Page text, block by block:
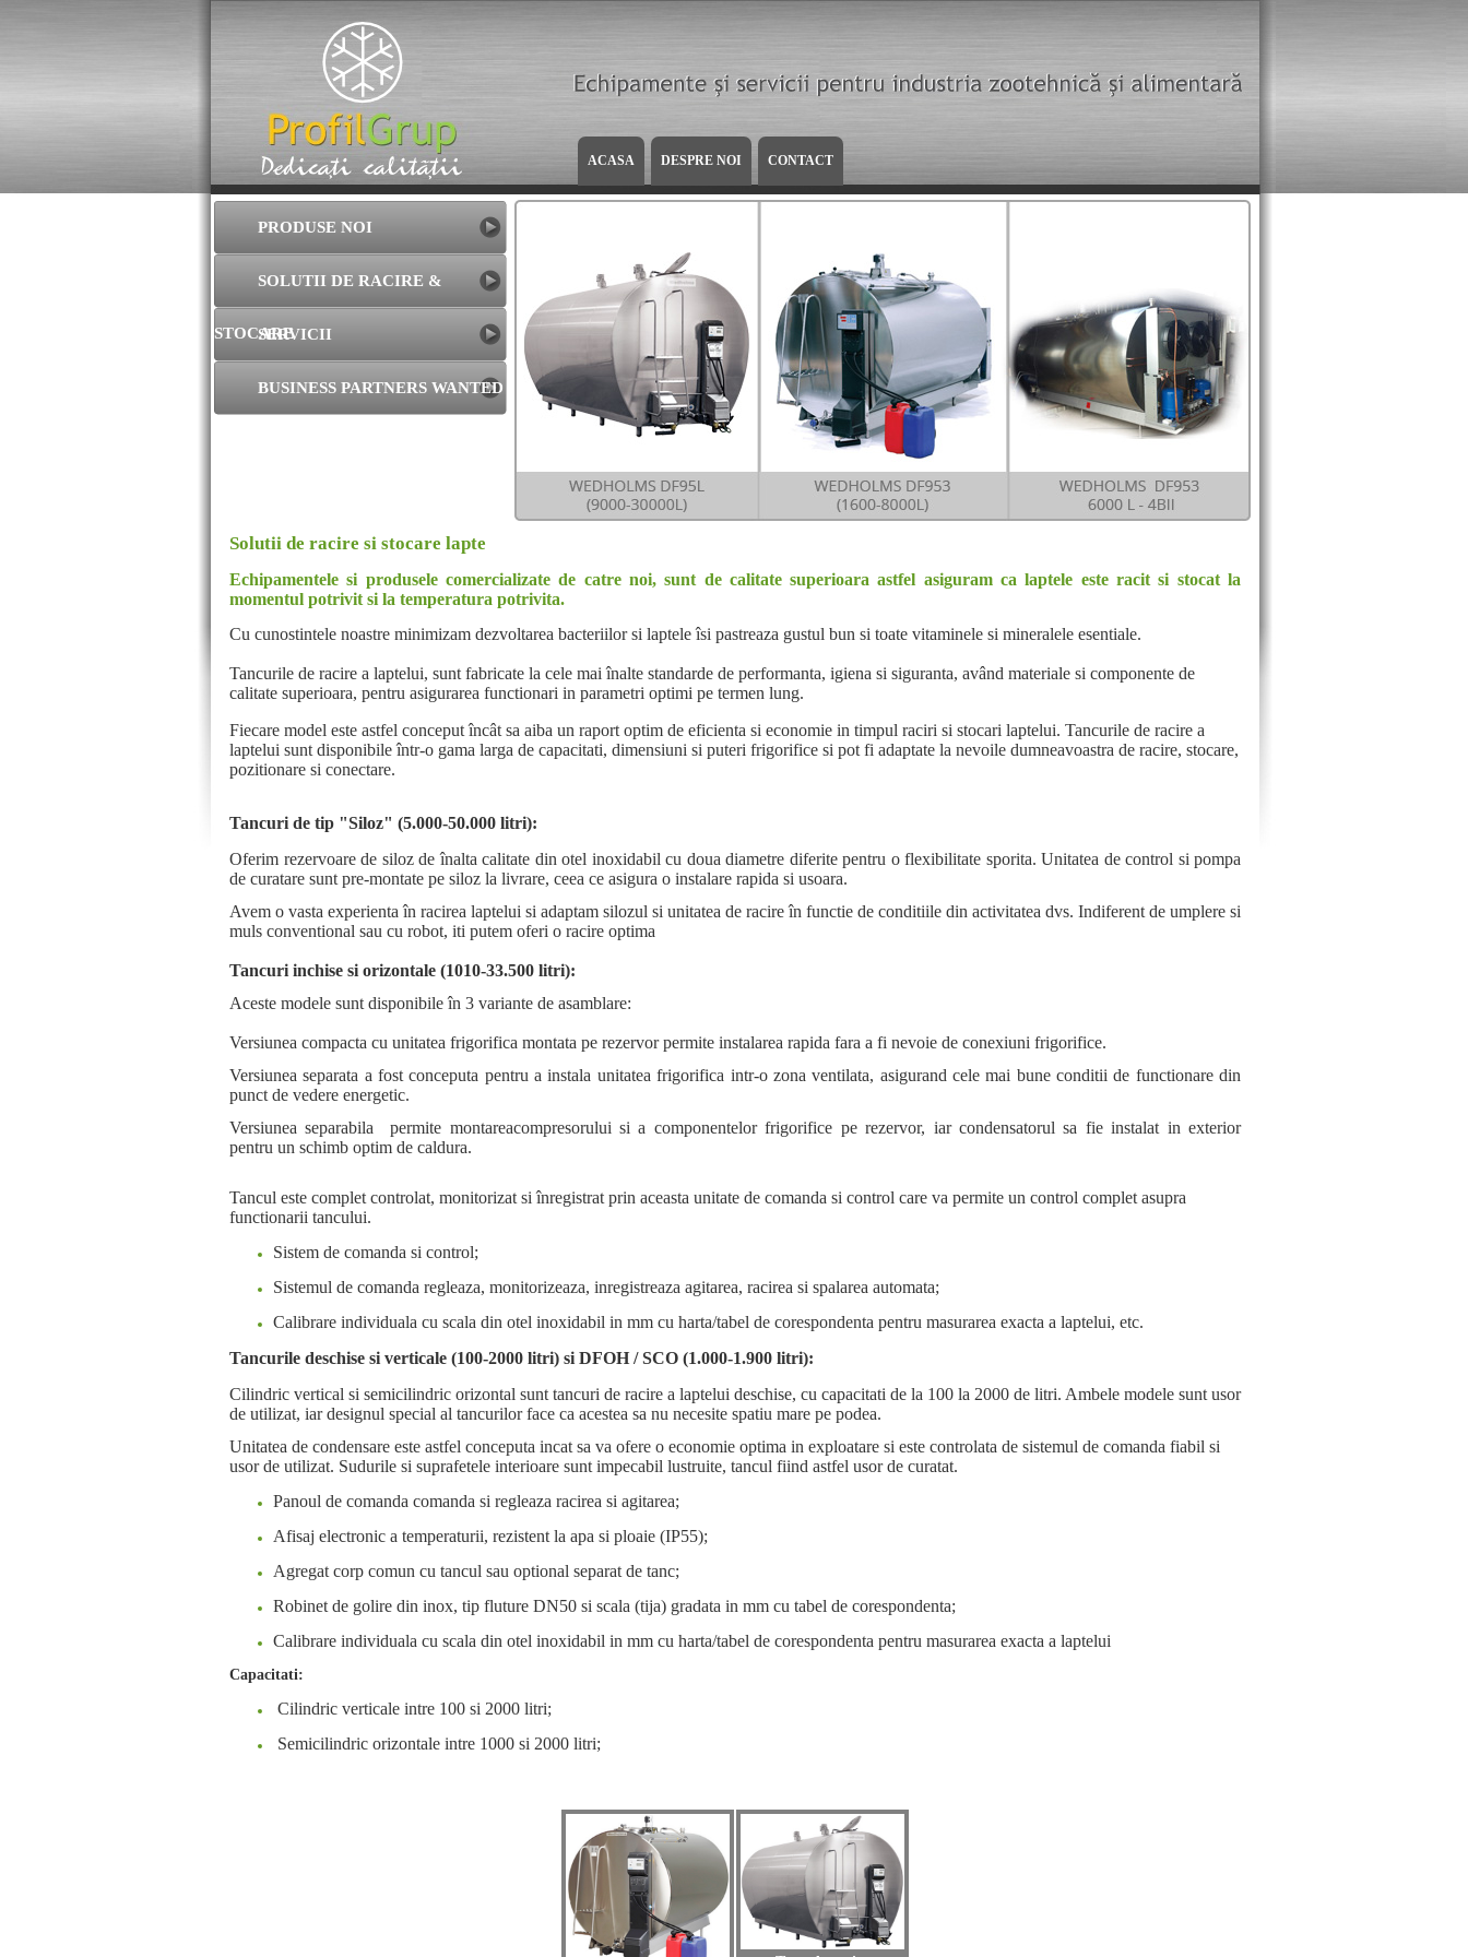
ACASA DESPRE NOI CONTACT
PRODUSE NOI
SOLUTII DE RACIRE &
STOCARESERVICII
BUSINESS PARTNERS WANTED
Solutii de racire si stocare lapte
Echipamentele si produsele comercializate de catre noi, sunt de calitate superioara astfel asiguram ca laptele este racit si stocat la
momentul potrivit si la temperatura potrivita.
Cu cunostintele noastre minimizam dezvoltarea bacteriilor si laptele îsi pastreaza gustul bun si toate vitaminele si mineralele esentiale.
Tancurile de racire a laptelui, sunt fabricate la cele mai înalte standarde de performanta, igiena si siguranta, având materiale si componente de
calitate superioara, pentru asigurarea functionari in parametri optimi pe termen lung.
Fiecare model este astfel conceput încât sa aiba un raport optim de eficienta si economie in timpul raciri si stocari laptelui. Tancurile de racire a
laptelui sunt disponibile într-o gama larga de capacitati, dimensiuni si puteri frigorifice si pot fi adaptate la nevoile dumneavoastra de racire, stocare,
pozitionare si conectare.
Tancuri de tip "Siloz" (5.000-50.000 litri):
Oferim rezervoare de siloz de înalta calitate din otel inoxidabil cu doua diametre diferite pentru o flexibilitate sporita. Unitatea de control si pompa
de curatare sunt pre-montate pe siloz la livrare, ceea ce asigura o instalare rapida si usoara.
Avem o vasta experienta în racirea laptelui si adaptam silozul si unitatea de racire în functie de conditiile din activitatea dvs. Indiferent de umplere si
muls conventional sau cu robot, iti putem oferi o racire optima
Tancuri inchise si orizontale (1010-33.500 litri):
Aceste modele sunt disponibile în 3 variante de asamblare:
Versiunea compacta cu unitatea frigorifica montata pe rezervorpermite instalarea rapida fara a fi nevoie de conexiuni frigorifice.
Versiunea separata a fost conceputa pentru a instala unitatea frigorifica intr-o zona ventilata, asigurand cele mai bune conditii de functionaredin
punct de vedere energetic.
Versiunea separabila permite montareacompresorului si a componentelor frigorifice pe rezervor, iar condensatorul sa fie instalat in exterior
pentru un schimb optim de caldura.
Tancul este complet controlat, monitorizat si înregistrat prin aceasta unitate de comanda si control care va permite un control complet asupra
functionarii tancului.
Sistem de comanda si control;
Sistemul de comanda regleaza, monitorizeaza, inregistreaza agitarea, racirea si spalarea automata;
Calibrare individuala cu scala din otel inoxidabil in mm cu harta/tabel de corespondenta pentru masurarea exacta a laptelui, etc.
Tancurile deschise si verticale (100-2000 litri) si DFOH / SCO (1.000-1.900 litri):
Cilindric vertical si semicilindric orizontal sunt tancuri de racire a laptelui deschise, cu capacitati de la 100 la 2000 de litri. Ambele modele sunt usor
de utilizat, iar designul special al tancurilor face ca acestea sa nu necesite spatiu mare pe podea.
Unitatea de condensare este astfel conceputa incat sa va ofere o economie optima in exploatare si este controlata de sistemul de comanda fiabil si
usor de utilizat. Sudurile si suprafetele interioare sunt impecabil lustruite, tancul fiind astfel usor de curatat.
Panoul de comanda comanda si regleaza racirea si agitarea;
Afisaj electronic a temperaturii, rezistent la apa si ploaie (IP55);
Agregat corp comun cu tancul sau optional separat de tanc;
Robinet de golire din inox, tip fluture DN50 si scala (tija) gradata in mm cu tabel de corespondenta;
Calibrare individuala cu scala din otel inoxidabil in mm cu harta/tabel de corespondenta pentru masurarea exacta a laptelui
Capacitati:
Cilindric verticale intre 100 si 2000 litri;
Semicilindric orizontale intre 1000 si 2000 litri;